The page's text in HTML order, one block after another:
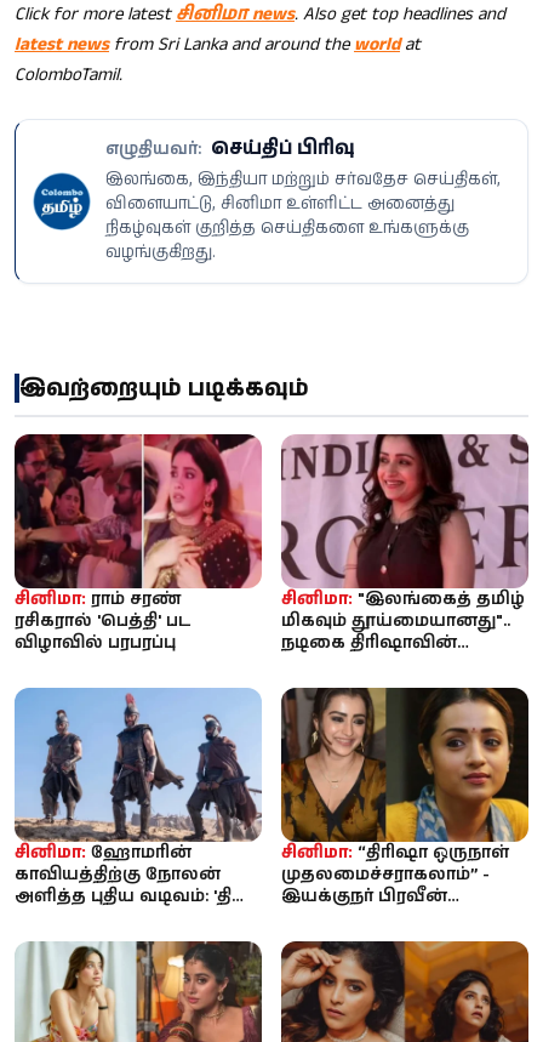
Click for more latestசினிமா news. Also get top headlines and
latest newsfrom Sri Lanka and around theworldat
ColomboTamil.
எழுதியவர்: செய்திப் பிரிவு
இலங்கை, இந்தியா மற்றும் சர்வதேச செய்திகள்,
விளையாட்டு, சினிமா உள்ளிட்ட அனைத்து
நிகழ்வுகள் குறித்த செய்திகளை உங்களுக்கு
வழங்குகிறது.
இவற்றையும் படிக்கவும்
சினிமா: ராம் சரண்
ரசிகரால் 'பெத்தி' பட
விழாவில் பரபரப்பு
சினிமா: "இலங்கைத் தமிழ்
மிகவும் தூய்மையானது"..
நடிகை திரிஷாவின்
வரவேற்பு
சினிமா: ஹோமரின்
காவியத்திற்கு நோலன்
அளித்த புதிய வடிவம்: 'தி
சினிமா: “திரிஷா ஒருநாள்
முதலமைச்சராகலாம்” -
இயக்குநர் பிரவீன்